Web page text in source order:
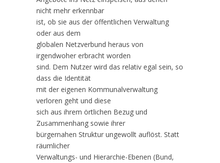
nicht mehr erkennbar
ist, ob sie aus der öffentlichen Verwaltung
oder aus dem
globalen Netzverbund heraus von
irgendwoher erbracht worden
sind. Dem Nutzer wird das relativ egal sein, so
dass die Identität
mit der eigenen Kommunalverwaltung
verloren geht und diese
sich aus ihrem örtlichen Bezug und
Zusammenhang sowie ihrer
bürgernahen Struktur ungewollt auflöst. Statt
räumlicher
Verwaltungs- und Hierarchie-Ebenen (Bund,